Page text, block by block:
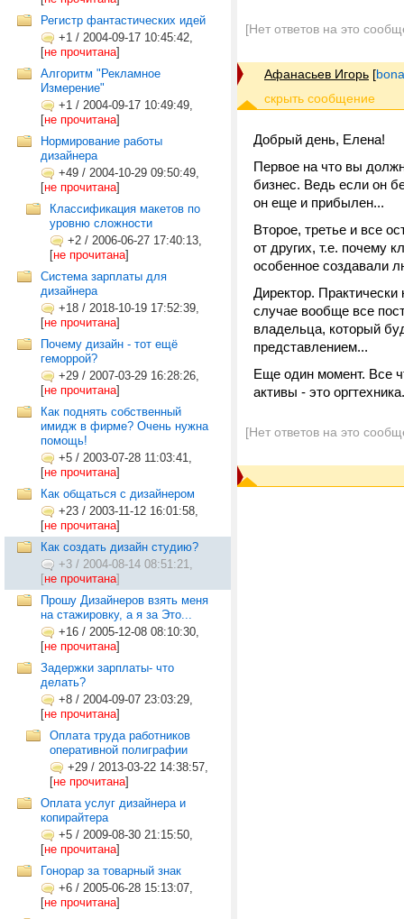
Регистр фантастических идей
+1 / 2004-09-17 10:45:42,
[не прочитана]
Алгоритм "Рекламное
Измерение"
+1 / 2004-09-17 10:49:49,
[не прочитана]
Нормирование работы
дизайнера
+49 / 2004-10-29 09:50:49,
[не прочитана]
Классификация макетов по
уровню сложности
+2 / 2006-06-27 17:40:13,
[не прочитана]
Система зарплаты для
дизайнера
+18 / 2018-10-19 17:52:39,
[не прочитана]
Почему дизайн - тот ещё
геморрой?
+29 / 2007-03-29 16:28:26,
[не прочитана]
Как поднять собственный
имидж в фирме? Очень нужна
помощь!
+5 / 2003-07-28 11:03:41,
[не прочитана]
Как общаться с дизайнером
+23 / 2003-11-12 16:01:58,
[не прочитана]
Как создать дизайн студию?
+3 / 2004-08-14 08:51:21,
[не прочитана]
Прошу Дизайнеров взять меня
на стажировку, а я за Это...
+16 / 2005-12-08 08:10:30,
[не прочитана]
Задержки зарплаты- что
делать?
+8 / 2004-09-07 23:03:29,
[не прочитана]
Оплата труда работников
оперативной полиграфии
+29 / 2013-03-22 14:38:57,
[не прочитана]
Оплата услуг дизайнера и
копирайтера
+5 / 2009-08-30 21:15:50,
[не прочитана]
Гонорар за товарный знак
+6 / 2005-06-28 15:13:07,
[не прочитана]
[Нет ответов на это
Афанасьев Игорь [
Добрый день, Елена!
Первое на что вы
бизнес. Ведь если он
он еще и прибылен...
Второе, третье и все
от других, т.е. почему
особенное создавали
Директор.
случае вообще все
владельца, который
представлением...
Еще один момент. Все
активы - это
[Нет ответов на это